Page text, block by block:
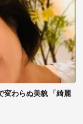
変わらぬ美貌 「綺麗